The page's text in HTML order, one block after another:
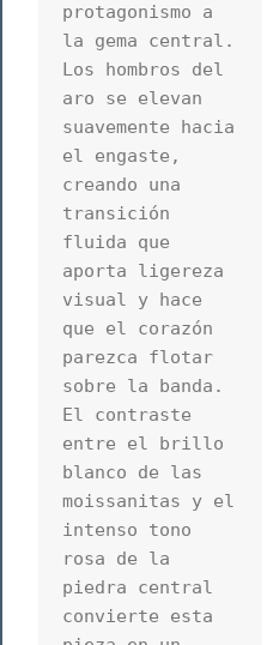
protagonismo a
la gema central.
Los hombros del
aro se elevan
suavemente hacia
el engaste,
creando una
transición
fluida que
aporta ligereza
visual y hace
que el corazón
parezca flotar
sobre la banda.
El contraste
entre el brillo
blanco de las
moissanitas y el
intenso tono
rosa de la
piedra central
convierte esta